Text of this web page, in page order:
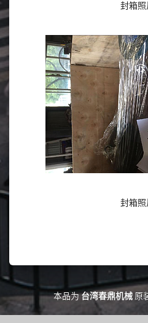
封箱照
封箱照
本品为台湾春鼎机械原